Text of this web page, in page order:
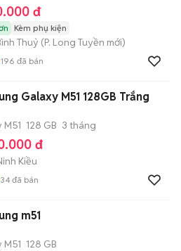
đ
Kèm phụ kiện
Thuỷ (P. Long Tuyền mới)
196 đã bán
Galaxy M51 128GB Trắng
M51 128 GB 3 tháng
đ
Kiều
34 đã bán
m51
M51 128 GB